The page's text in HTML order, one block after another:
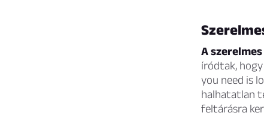
A
íródtak,
you need is
halhatatlan
feltárásra